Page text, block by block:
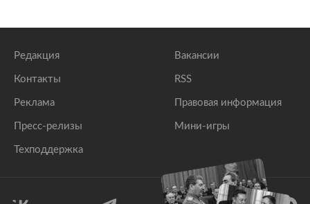
Редакция
Контакты
Реклама
Пресс-релизы
Техподдержка
Вакансии
RSS
Правовая информация
Мини-игры